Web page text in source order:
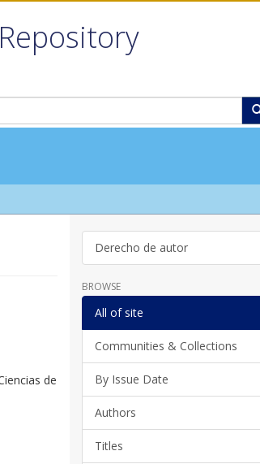
de
Derecho de autor
BROWSE
All of site
Communities & Collections
By Issue Date
Authors
Titles